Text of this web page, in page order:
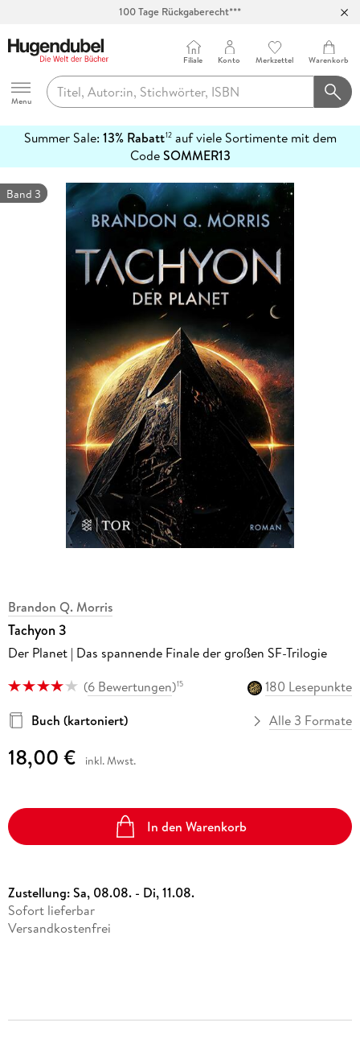
100 Tage Rückgaberecht***
Hugendubel
Menu
Filiale Konto Merkzettel Warenkorb
Summer Sale: 13% Rabatt12auf viele Sortimente mit dem
CodeSOMMER13
erfahren
Band 3
Brandon Q. Morris
Tachyon 3
Der Planet | Das spannende Finale der großen SF-Trilogie
(6 Bewertungen)15
180 Lesepunkte
Buch (kartoniert)
Alle 3 Formate
18,00 € inkl. Mwst.
In den Warenkorb
Zustellung:Sa, 08.08. - Di, 11.08.
Sofort lieferbar
Versandkostenfrei